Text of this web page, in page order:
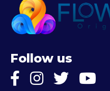
Follow us